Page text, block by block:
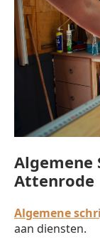
Algemene
Attenrode
Algemene
aan diensten.